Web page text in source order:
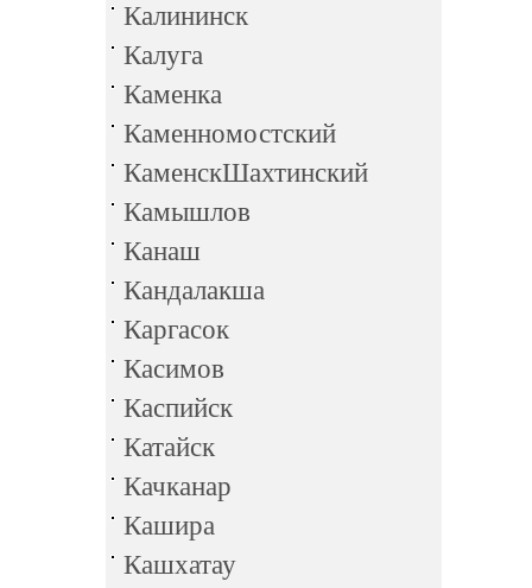
Калининск
Калуга
Каменка
Каменномостский
КаменскШахтинский
Камышлов
Канаш
Кандалакша
Каргасок
Касимов
Каспийск
Катайск
Качканар
Кашира
Кашхатау